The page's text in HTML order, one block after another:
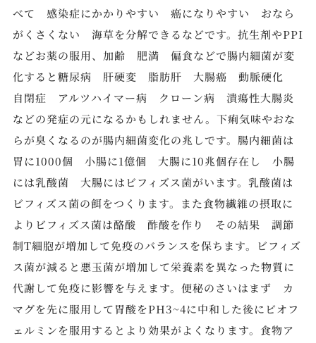
べて 感染症にかかりやすい 癌になりやすい おなら
がくさくない 海草を分解できるなどです。抗生剤やPPI
などお薬の服用、加齢 肥満 偏食などで腸内細菌が変
化すると糖尿病 肝硬変 脂肪肝 大腸癌 動脈硬化
自閉症 アルツハイマー病 クローン病 潰瘍性大腸炎
などの発症の元になるかもしれません。下痢気味やおな
らが臭くなるのが腸内細菌変化の兆しです。腸内細菌は
胃に1000個 小腸に1億個 大腸に10兆個存在し 小腸
には乳酸菌 大腸にはビフィズス菌がいます。乳酸菌は
ビフィズス菌の餌をつくります。また食物繊維の摂取に
よりビフィズス菌は酪酸 酢酸を作り その結果 調節
制T細胞が増加して免疫のバランスを保ちます。ビフィズ
ス菌が減ると悪玉菌が増加して栄養素を異なった物質に
代謝して免疫に影響を与えます。便秘のさいはまず カ
マグを先に服用して胃酸をPH3~4に中和した後にビオフ
ェルミンを服用するとより効果がよくなります。食物ア